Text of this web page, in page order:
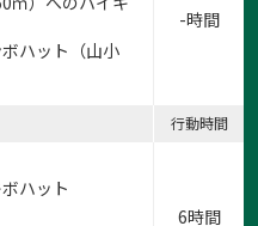
ハット（山小
-時間
行動時間
ハット
6時間